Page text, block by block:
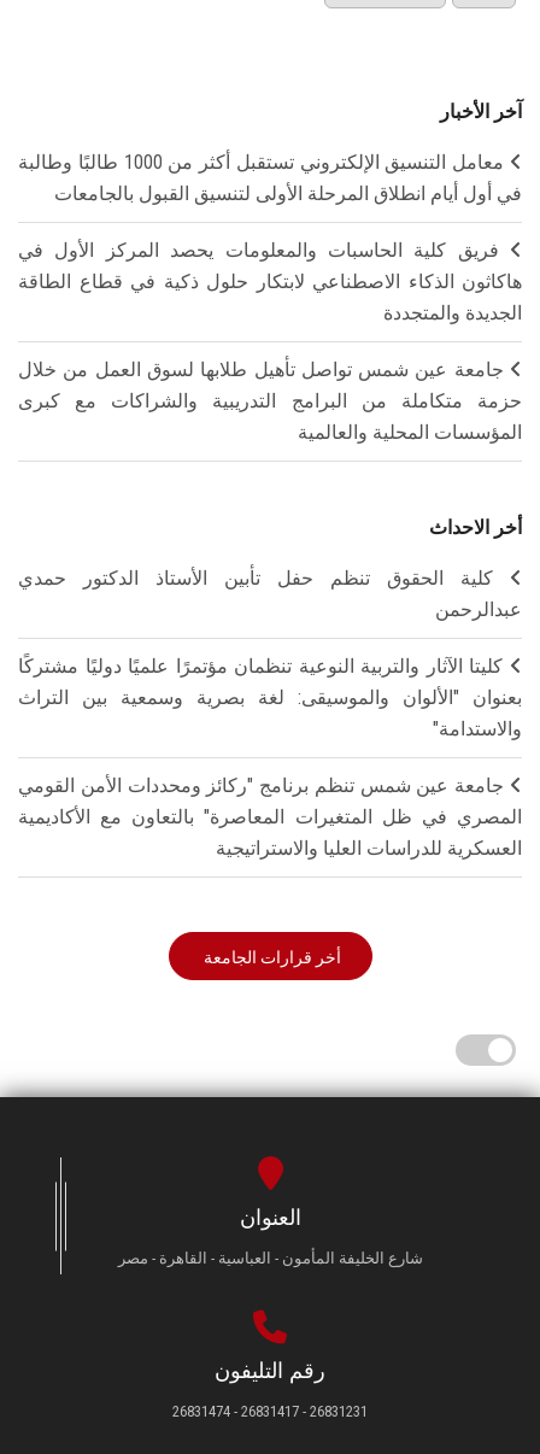
آخر الأخبار
معامل التنسيق الإلكتروني تستقبل أكثر من 1000 طالبًا وطالبة
في أول أيام انطلاق المرحلة الأولى لتنسيق القبول بالجامعات
فريق كلية الحاسبات والمعلومات يحصد المركز الأول في
هاكاثون الذكاء الاصطناعي لابتكار حلول ذكية في قطاع الطاقة
الجديدة والمتجددة
جامعة عين شمس تواصل تأهيل طلابها لسوق العمل من خلال
حزمة متكاملة من البرامج التدريبية والشراكات مع كبرى
المؤسسات المحلية والعالمية
أخر الاحداث
كلية الحقوق تنظم حفل تأبين الأستاذ الدكتور حمدي
عبدالرحمن
كليتا الآثار والتربية النوعية تنظمان مؤتمرًا علميًا دوليًا مشتركًا
بعنوان "الألوان والموسيقى: لغة بصرية وسمعية بين التراث
والاستدامة"
جامعة عين شمس تنظم برنامج "ركائز ومحددات الأمن القومي
المصري في ظل المتغيرات المعاصرة" بالتعاون مع الأكاديمية
العسكرية للدراسات العليا والاستراتيجية
أخر قرارات الجامعة
العنوان
شارع الخليفة المأمون - العباسية - القاهرة - مصر
رقم التليفون
26831231 - 26831417 - 26831474